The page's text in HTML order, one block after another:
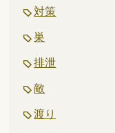
対策
巣
排泄
敵
渡り